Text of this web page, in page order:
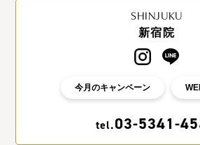
SHINJUKU
新宿院
今月のキャンペーン
tel.03-5341-